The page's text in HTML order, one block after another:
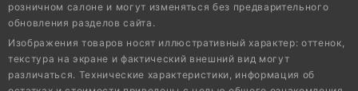
розничном салоне и могут изменяться без предварительного
обновления разделов сайта.
Изображения товаров носят иллюстративный характер: оттенок,
текстура на экране и фактический внешний вид могут
различаться. Технические характеристики, информация об